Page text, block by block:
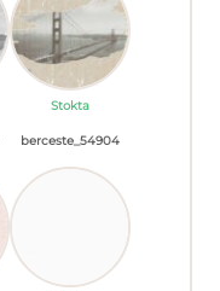
Stokta
berceste_54904